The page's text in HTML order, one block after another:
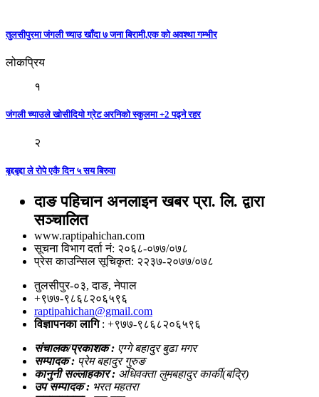
तुलसीपुरमा जंगली च्याउ खाँदा ७ जना बिरामी,एक को अवश्था गम्भीर
लोकप्रिय
१
जंगली च्याउले खोसीदियो ग्रेट अरनिको स्कुलमा +2 पढ्ने रहर
२
बृद्दबृद्दा ले रोपे एकै दिन ५ सय बिरुवा
दाङ पहिचान अनलाइन खबर प्रा. लि. द्वारा
सञ्चालित
www.raptipahichan.com
सूचना विभाग दर्ता नं: २०६८-०७७/०७८
प्रेस काउन्सिल सूचिकृत: २२३७-२०७७/०७८
तुलसीपुर-०३, दाङ, नेपाल
+९७७-९८६८२०६५९६
raptipahichan@gmail.com
विज्ञापनका लागि: +९७७-९८६८२०६५९६
संचालक/प्रकाशक : एग्गे बहादुर बुढा मगर
सम्पादक : प्रेम बहादुर गुरुङ
कानुनी सल्लाहकार : अधिवक्ता लुमबहादुर कार्की(बद्रि)
उप सम्पादक : भरत महतरा